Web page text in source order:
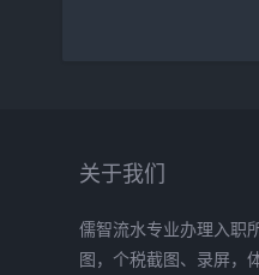
关于我们
儒智流水专业办理入职
图，个税截图、录屏，